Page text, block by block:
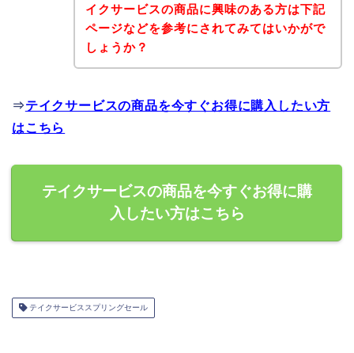
イクサービスの商品に興味のある方は下記
ページなどを参考にされてみてはいかがで
しょうか？
⇒テイクサービスの商品を今すぐお得に購入したい方
はこちら
テイクサービスの商品を今すぐお得に購
入したい方はこちら
テイクサービススプリングセール